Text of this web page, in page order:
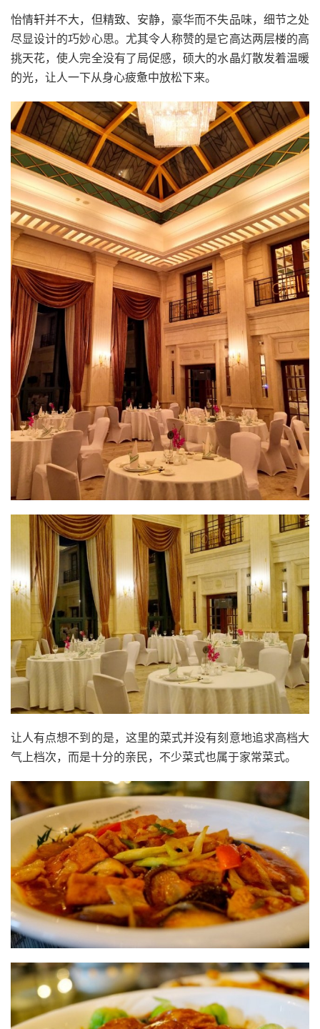
怡情轩并不大，但精致、安静，豪华而不失品味，细节之处
尽显设计的巧妙心思。尤其令人称赞的是它高达两层楼的高
挑天花，使人完全没有了局促感，硕大的水晶灯散发着温暖
的光，让人一下从身心疲惫中放松下来。
让人有点想不到的是，这里的菜式并没有刻意地追求高档大
气上档次，而是十分的亲民，不少菜式也属于家常菜式。